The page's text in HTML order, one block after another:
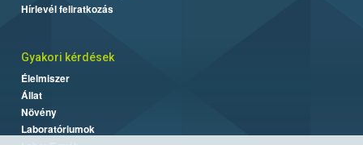
Hírlevél feliratkozás
Gyakori kérdések
Élelmiszer
Állat
Növény
Laboratóriumok